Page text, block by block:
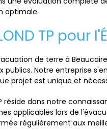
optimale.
TP
de terre à
Notre entreprise
projet est unique et
réside dans notre
applicables lors de
régulièrement aux